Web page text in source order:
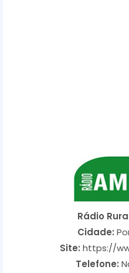
Rádio
Cidade:
Site: https://
Telefone: